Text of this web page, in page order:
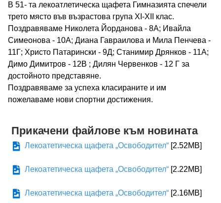
В 51- та лекоатлетическа щафета Гимназията спечели
трето място във възрастова група XI-XII клас.
Поздравяваме Николета Йорданова - 8А; Ивайла
Симеонова - 10А; Диана Гавраилова и Мила Пенчева -
11Г; Христо Патарински - 9Д; Станимир Дрянков - 11А;
Димо Димитров - 12В ; Дилян Червенков - 12 Г за
достойното представяне.
Поздравяваме за успеха класираните и им
пожелаваме нови спортни достижения.
Прикачени файлове към новината
Лекоатетическа щафета „Освободител“ [2.52MB]
Лекоатетическа щафета „Освободител“ [2.22MB]
Лекоатетическа щафета „Освободител“ [2.16MB]